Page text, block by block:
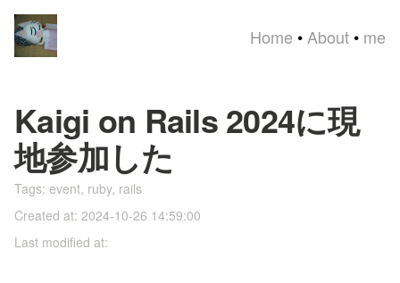
Home • About • me
Kaigi on Rails 2024に現
地参加した
Tags: event, ruby, rails
Created at: 2024-10-26 14:59:00
Last modified at: